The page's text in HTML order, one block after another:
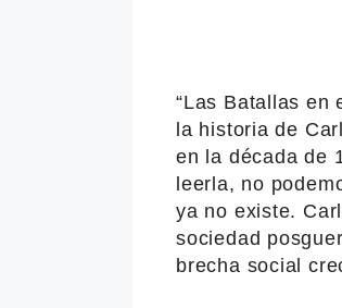
“Las Batallas en
la historia de
en la década de
leerla, no
ya no existe.
sociedad
brecha social